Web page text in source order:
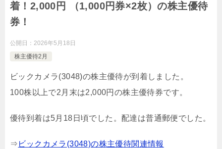
着！2,000円 （1,000円券×2枚）の株主優待
券！
公開日： 2026年5月18日
株主優待2月
ビックカメラ(3048)の株主優待が到着しました。
100株以上で2月末は2,000円の株主優待券です。
優待到着は5月18日頃でした。配達は普通郵便でした。
⇒ ビックカメラ(3048)の株主優待関連情報